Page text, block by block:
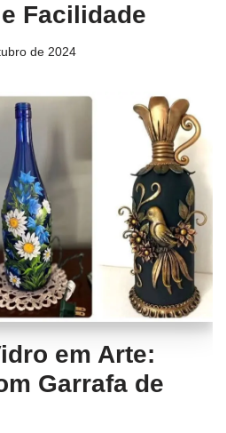
Facilidade
de 2024
em Arte:
Garrafa de